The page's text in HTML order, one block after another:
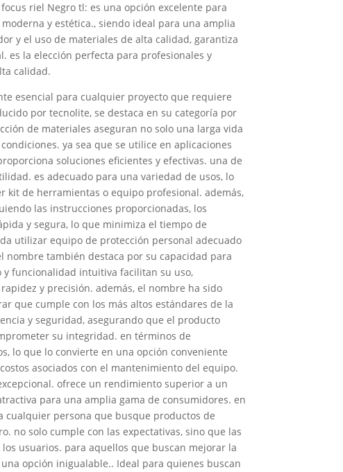
riel Negro tl: es una opción excelente para
y estética., siendo ideal para una amplia
y el uso de materiales de alta calidad, garantiza
la elección perfecta para profesionales y
calidad.
esencial para cualquier proyecto que requiere
por tecnolite, se destaca en su categoría por
de materiales aseguran no solo una larga vida
ya sea que se utilice en aplicaciones
soluciones eficientes y efectivas. una de
es adecuado para una variedad de usos, lo
kit de herramientas o equipo profesional. además,
las instrucciones proporcionadas, los
y segura, lo que minimiza el tiempo de
utilizar equipo de protección personal adecuado
también destaca por su capacidad para
y funcionalidad intuitiva facilitan su uso,
y precisión. además, el nombre ha sido
que cumple con los más altos estándares de la
y seguridad, asegurando que el producto
su integridad. en términos de
lo que lo convierte en una opción conveniente
asociados con el mantenimiento del equipo.
ofrece un rendimiento superior a un
para una amplia gama de consumidores. en
persona que busque productos de
no solo cumple con las expectativas, sino que las
usuarios. para aquellos que buscan mejorar la
opción inigualable.. Ideal para quienes buscan